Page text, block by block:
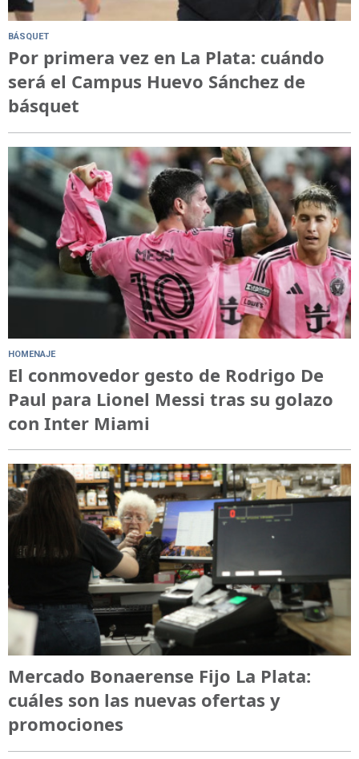
BÁSQUET
Por primera vez en La Plata: cuándo
será el Campus Huevo Sánchez de
básquet
HOMENAJE
El conmovedor gesto de Rodrigo De
Paul para Lionel Messi tras su golazo
con Inter Miami
Mercado Bonaerense Fijo La Plata:
cuáles son las nuevas ofertas y
promociones